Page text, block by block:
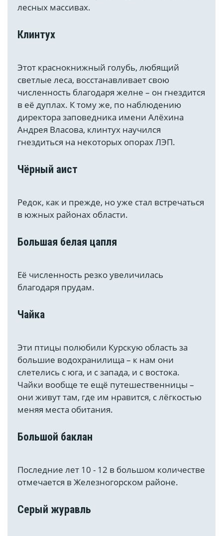
лесных массивах.
Клинтух
Этот краснокнижный голубь, любящий
светлые леса, восстанавливает свою
численность благодаря желне – он гнездится
в её дуплах. К тому же, по наблюдению
директора заповедника имени Алёхина
Андрея Власова, клинтух научился
гнездиться на некоторых опорах ЛЭП.
Чёрный аист
Редок, как и прежде, но уже стал встречаться
в южных районах области.
Большая белая цапля
Её численность резко увеличилась
благодаря прудам.
Чайка
Эти птицы полюбили Курскую область за
большие водохранилища – к нам они
слетелись с юга, и с запада, и с востока.
Чайки вообще те ещё путешественницы –
они живут там, где им нравится, с лёгкостью
меняя места обитания.
Большой баклан
Последние лет 10 - 12 в большом количестве
отмечается в Железногорском районе.
Серый журавль